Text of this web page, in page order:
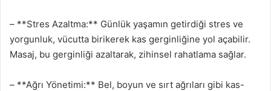
– **Stres Azaltma:** Günlük yaşamın getirdiği stres ve
yorgunluk, vücutta birikerek kas gerginliğine yol açabilir.
Masaj, bu gerginliği azaltarak, zihinsel rahatlama sağlar.
– **Ağrı Yönetimi:** Bel, boyun ve sırt ağrıları gibi kas-